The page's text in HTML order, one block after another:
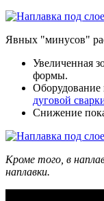
Явных "минусов"
Увеличенная
формы.
Оборудование
дуговой
Снижение
Кроме того, в
наплавки.